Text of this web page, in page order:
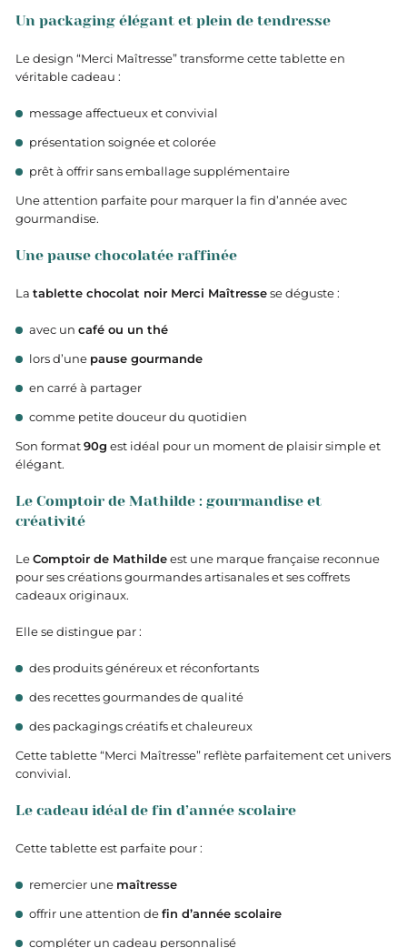
Un packaging élégant et plein de tendresse
Le design “Merci Maîtresse” transforme cette tablette en
véritable cadeau :
message affectueux et convivial
présentation soignée et colorée
prêt à offrir sans emballage supplémentaire
Une attention parfaite pour marquer la fin d’année avec
gourmandise.
Une pause chocolatée raffinée
La tablette chocolat noir Merci Maîtressese déguste :
avec un café ou un thé
lors d’une pause gourmande
en carré à partager
comme petite douceur du quotidien
Son format90g est idéal pour un moment de plaisir simple et
élégant.
Le Comptoir de Mathilde : gourmandise et
créativité
LeComptoir de Mathildeest une marque française reconnue
pour ses créations gourmandes artisanales et ses coffrets
cadeaux originaux.
Elle se distingue par :
des produits généreux et réconfortants
des recettes gourmandes de qualité
des packagings créatifs et chaleureux
Cette tablette “Merci Maîtresse” reflète parfaitement cet univers
convivial.
Le cadeau idéal de fin d’année scolaire
Cette tablette est parfaite pour :
remercier une maîtresse
offrir une attention defin d’année scolaire
compléter un cadeau personnalisé